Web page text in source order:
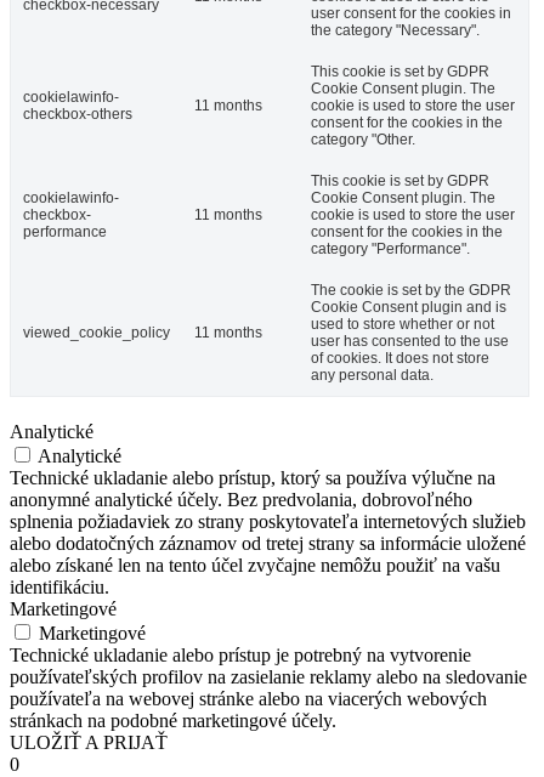
checkbox-necessary
user consent for the cookies in
the category "Necessary".
cookielawinfo-
checkbox-others
11 months
This cookie is set by GDPR
Cookie Consent plugin. The
cookie is used to store the user
consent for the cookies in the
category "Other.
cookielawinfo-
checkbox-
performance
11 months
This cookie is set by GDPR
Cookie Consent plugin. The
cookie is used to store the user
consent for the cookies in the
category "Performance".
viewed_cookie_policy 11 months
The cookie is set by the GDPR
Cookie Consent plugin and is
used to store whether or not
user has consented to the use
of cookies. It does not store
any personal data.
Analytické
Analytické
Technické ukladanie alebo prístup, ktorý sa používa výlučne na
anonymné analytické účely. Bez predvolania, dobrovoľného
splnenia požiadaviek zo strany poskytovateľa internetových služieb
alebo dodatočných záznamov od tretej strany sa informácie uložené
alebo získané len na tento účel zvyčajne nemôžu použiť na vašu
identifikáciu.
Marketingové
Marketingové
Technické ukladanie alebo prístup je potrebný na vytvorenie
používateľských profilov na zasielanie reklamy alebo na sledovanie
používateľa na webovej stránke alebo na viacerých webových
stránkach na podobné marketingové účely.
ULOŽIŤ A PRIJAŤ
0